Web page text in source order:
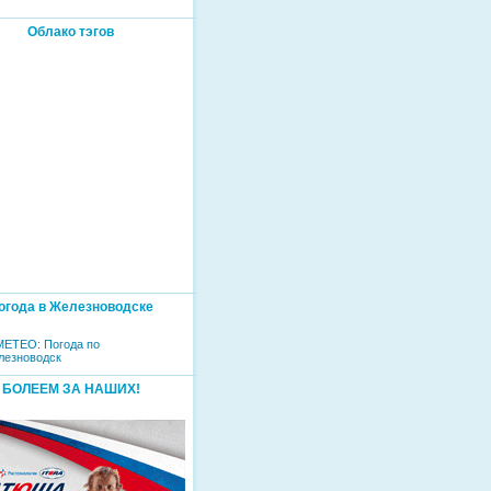
Облако тэгов
в Железноводске
БОЛЕЕМ ЗА НАШИХ!